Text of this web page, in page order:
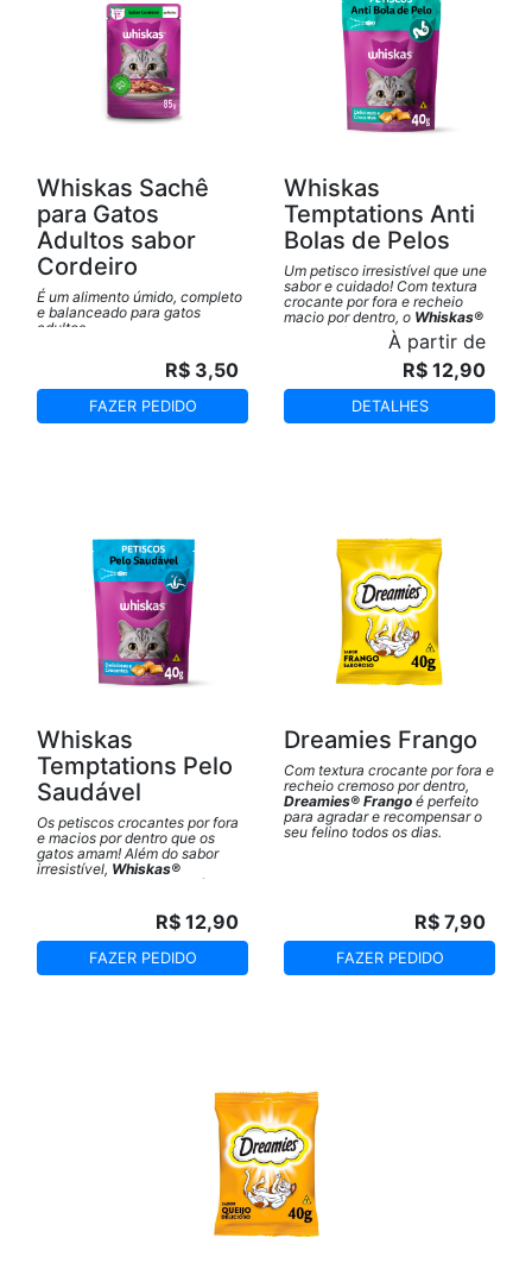
Whiskas Sachê
para Gatos
Adultos sabor
Cordeiro
É um alimento úmido, completo
e balanceado para gatos
adultos.
R$ 3,50
FAZER PEDIDO
Whiskas
Temptations Anti
Bolas de Pelos
Um petisco irresistível que une
sabor e cuidado! Com textura
crocante por fora e recheio
macio por dentro, o Whiskas®
Temptations Bolas de Pelo
foi
desenvolvido especialmente
para ajudar a reduzir a
formação de bolas de pelo no
sistema digestivo dos gatos.
À partir de
R$ 12,90
DETALHES
Whiskas
Temptations Pelo
Saudável
Os petiscos crocantes por fora
e macios por dentro que os
gatos amam! Além do sabor
irresistível, Whiskas®
Temptations Pelo Saudável
que contribuem para a beleza e
a vitalidade da pelagem,
ajudando a deixá-la mais macia
e brilhante.
R$ 12,90
FAZER PEDIDO
Dreamies Frango
Com textura crocante por fora e
recheio cremoso por dentro,
Dreamies® Frango é perfeito
para agradar e recompensar o
seu felino todos os dias.
R$ 7,90
FAZER PEDIDO